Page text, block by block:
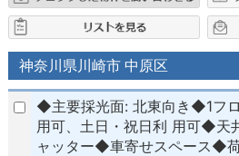
神奈川県川崎市 中原区
◆主要採光面: 北東向き◆1フ
用可、土日・祝日利 用可◆
ャッター◆車寄せスペース◆